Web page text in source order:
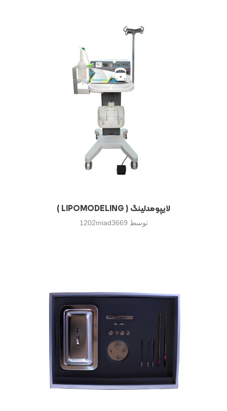
لایپومدلینگ ( LIPOMODELING )
توسط 1202miad3669